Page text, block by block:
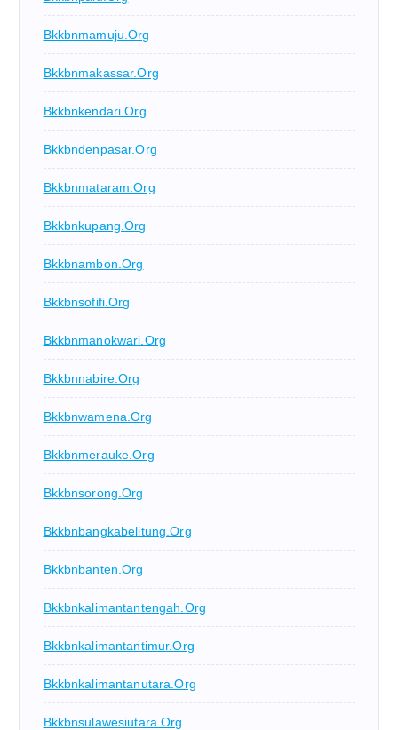
Bkkbnmamuju.org
Bkkbnmakassar.org
Bkkbnkendari.org
Bkkbndenpasar.org
Bkkbnmataram.org
Bkkbnkupang.org
Bkkbnambon.org
Bkkbnsofifi.org
Bkkbnmanokwari.org
Bkkbnnabire.org
Bkkbnwamena.org
Bkkbnmerauke.org
Bkkbnsorong.org
Bkkbnbangkabelitung.org
Bkkbnbanten.org
Bkkbnkalimantantengah.org
Bkkbnkalimantantimur.org
Bkkbnkalimantanutara.org
Bkkbnsulawesiutara.org